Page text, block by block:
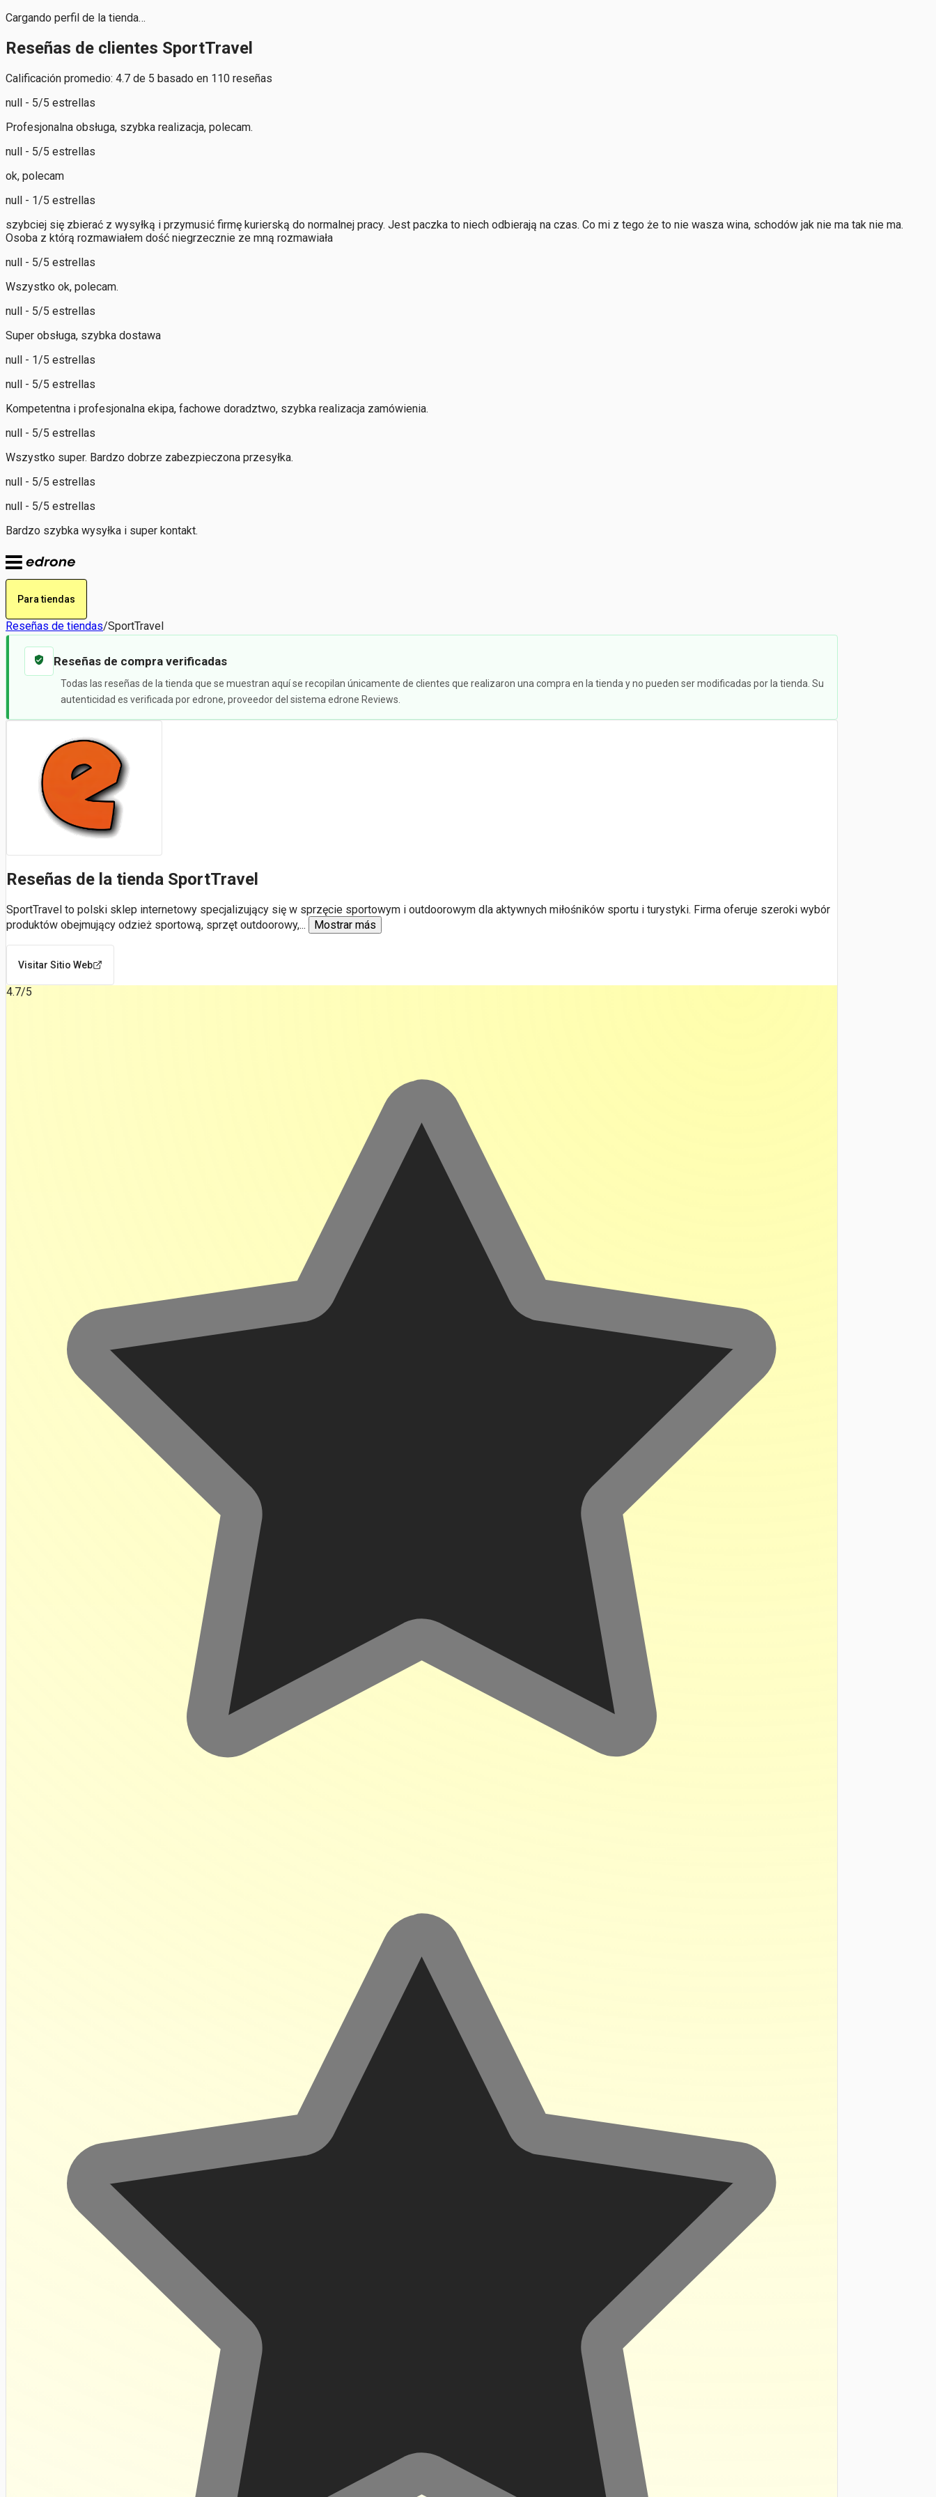
Cargando perfil de la tienda…
Reseñas de clientes SportTravel
Calificación promedio: 4.7 de 5 basado en 110 reseñas
null - 5/5 estrellas
Profesjonalna obsługa, szybka realizacja, polecam.
null - 5/5 estrellas
ok, polecam
null - 1/5 estrellas
szybciej się zbierać z wysyłką i przymusić firmę kurierską do normalnej pracy. Jest paczka to niech odbierają na czas. Co mi z tego że to nie wasza wina, schodów jak nie ma tak nie ma.
Osoba z którą rozmawiałem dość niegrzecznie ze mną rozmawiała
null - 5/5 estrellas
Wszystko ok, polecam.
null - 5/5 estrellas
Super obsługa, szybka dostawa
null - 1/5 estrellas
null - 5/5 estrellas
Kompetentna i profesjonalna ekipa, fachowe doradztwo, szybka realizacja zamówienia.
null - 5/5 estrellas
Wszystko super. Bardzo dobrze zabezpieczona przesyłka.
null - 5/5 estrellas
null - 5/5 estrellas
Bardzo szybka wysyłka i super kontakt.
Para tiendas
Reseñas de tiendas/SportTravel
Reseñas de compra verificadas
Todas las reseñas de la tienda que se muestran aquí se recopilan únicamente de clientes que realizaron una compra en la tienda y no pueden ser modificadas por la tienda. Su
autenticidad es verificada por edrone, proveedor del sistema edrone Reviews.
Reseñas de la tienda SportTravel
SportTravel to polski sklep internetowy specjalizujący się w sprzęcie sportowym i outdoorowym dla aktywnych miłośników sportu i turystyki. Firma oferuje szeroki wybór
produktów obejmujący odzież sportową, sprzęt outdoorowy,... Mostrar más
Visitar Sitio Web
4.7/5